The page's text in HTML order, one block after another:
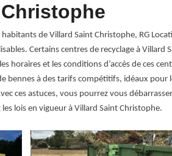
de Villard Saint Christophe, RG
Certains centres de recyclage à
et les conditions d’accès de ces
bennes à des tarifs compétitifs, idéaux
ces astuces, vous pourrez vous
lois en vigueur à Villard Saint Christophe.